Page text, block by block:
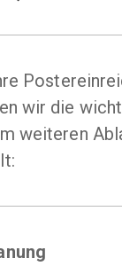
wir die
weiteren